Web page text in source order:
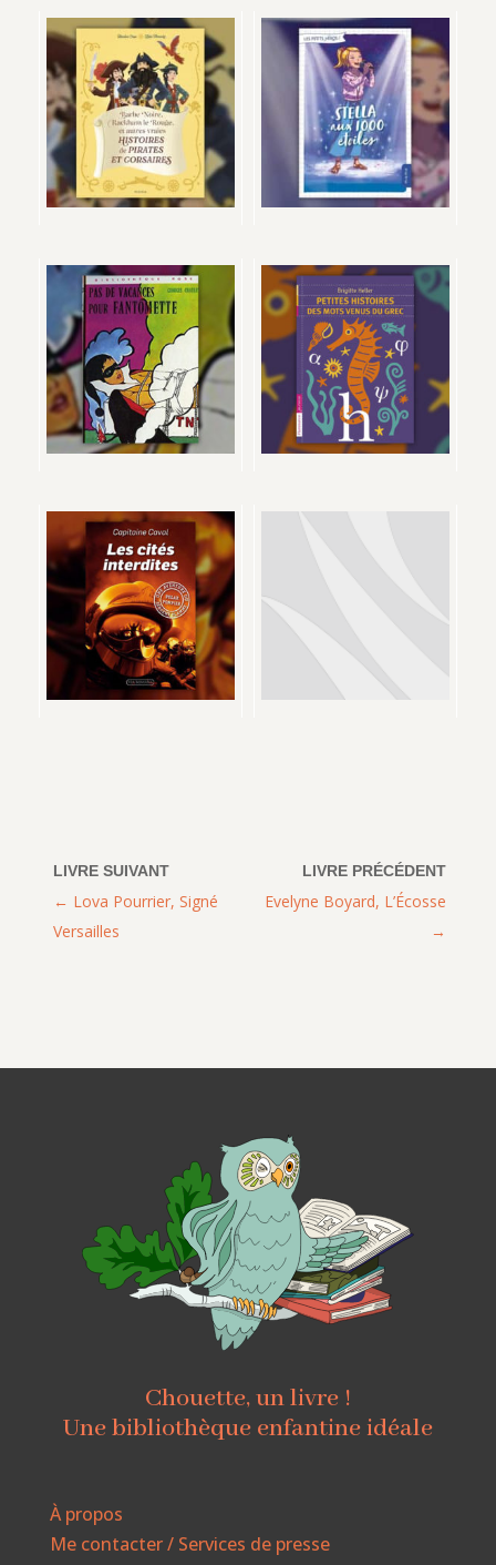
Evelyne Boyard, L’Écosse
Lova Pourrier, Signé
Versailles
Chouette, un livre !
Une bibliothèque enfantine idéale
À propos
Me contacter / Services de presse